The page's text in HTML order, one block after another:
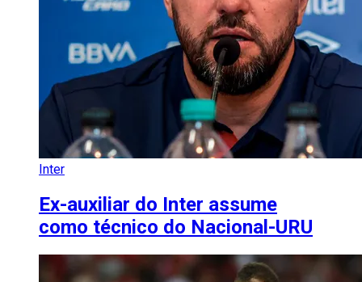
Inter
Ex-auxiliar do Inter assume
como técnico do Nacional-URU